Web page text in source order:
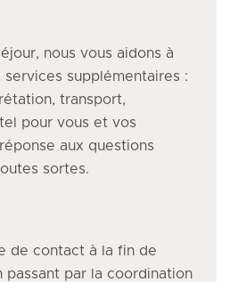
nous vous aidons à
supplémentaires :
transport,
pour vous et vos
aux questions
sortes.
de contact à la fin de
par la coordination